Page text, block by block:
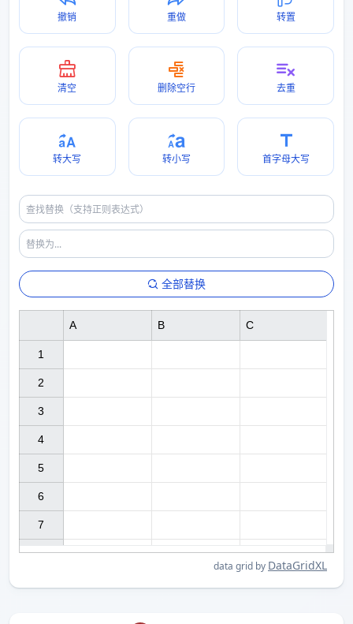
撤销 重做 转置
清空 删除空行 去重
转大写 转小写 首字母大写
全部替换
1
2
3
4
5
6
7
A B C
data grid by DataGridXL